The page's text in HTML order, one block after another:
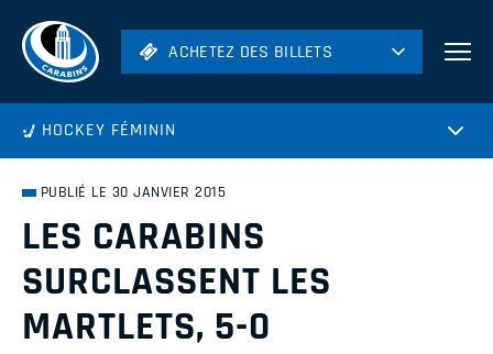
ACHETEZ DES BILLETS
Hockey
ACHETEZ DES BILLETS
HOCKEY FÉMININ
PUBLIÉ LE 30 JANVIER 2015
LES CARABINS
SURCLASSENT LES
MARTLETS, 5-0